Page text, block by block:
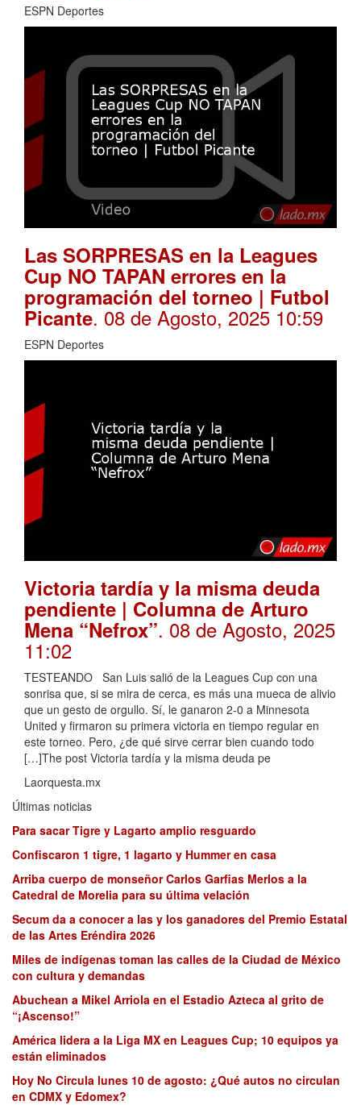
ESPN Deportes
Las SORPRESAS en la Leagues
Cup NO TAPAN errores en la
programación del torneo | Futbol
Picante. 08 de Agosto, 2025 10:59
ESPN Deportes
Victoria tardía y la misma deuda
pendiente | Columna de Arturo
Mena “Nefrox”. 08 de Agosto, 2025
11:02
TESTEANDO San Luis salió de la Leagues Cup con una
sonrisa que, si se mira de cerca, es más una mueca de alivio
que un gesto de orgullo. Sí, le ganaron 2-0 a Minnesota
United y firmaron su primera victoria en tiempo regular en
este torneo. Pero, ¿de qué sirve cerrar bien cuando todo
[…]The post Victoria tardía y la misma deuda pe
Laorquesta.mx
Últimas noticias
Para sacar Tigre y Lagarto amplio resguardo
Confiscaron 1 tigre, 1 lagarto y Hummer en casa
Arriba cuerpo de monseñor Carlos Garfias Merlos a la
Catedral de Morelia para su última velación
Secum da a conocer a las y los ganadores del Premio Estatal
de las Artes Eréndira 2026
Miles de indígenas toman las calles de la Ciudad de México
con cultura y demandas
Abuchean a Mikel Arriola en el Estadio Azteca al grito de
“¡Ascenso!”
América lidera a la Liga MX en Leagues Cup; 10 equipos ya
están eliminados
Hoy No Circula lunes 10 de agosto: ¿Qué autos no circulan
en CDMX y Edomex?